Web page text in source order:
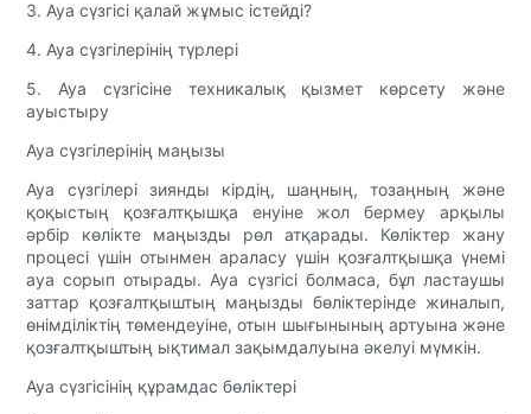
3. Ауа сүзгісі қалай жұмыс істейді?
4. Ауа сүзгілерінің түрлері
5. Ауа сүзгісіне техникалық қызмет көрсету және
ауыстыру
Ауа сүзгілерінің маңызы
Ауа сүзгілері зиянды кірдің, шаңның, тозаңның және
қоқыстың қозғалтқышқа енуіне жол бермеу арқылы
әрбір көлікте маңызды рөл атқарады. Көліктер жану
процесі үшін отынмен араласу үшін қозғалтқышқа үнемі
ауа сорып отырады. Ауа сүзгісі болмаса, бұл ластаушы
заттар қозғалтқыштың маңызды бөліктерінде жиналып,
өнімділіктің төмендеуіне, отын шығынының артуына және
қозғалтқыштың ықтимал зақымдалуына әкелуі мүмкін.
Ауа сүзгісінің құрамдас бөліктері